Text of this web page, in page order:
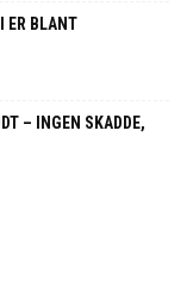
ER BLANT
– INGEN SKADDE,